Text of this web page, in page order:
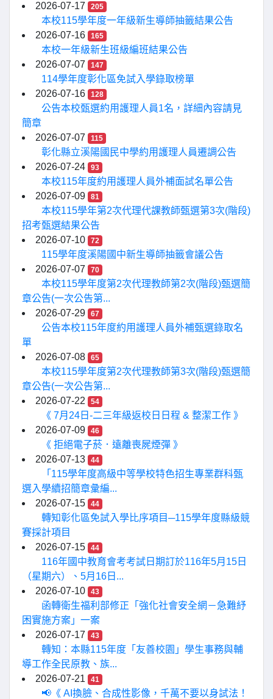
2026-07-17 205
本校115學年度一年級新生導師抽籤結果公告
2026-07-16
165
本校一年級新生班級編班結果公告
2026-07-07
147
114學年度彰化區免試入學錄取榜單
2026-07-16
128
公告本校甄選約用護理人員1名，詳細內容請見
簡章
2026-07-07
115
彰化縣立溪陽國民中學約用護理人員遷調公告
2026-07-24
93
本校115年度約用護理人員外補面試名單公告
2026-07-09
81
本校115學年第2次代理代課教師甄選第3次(階段)
招考甄選結果公告
2026-07-10
72
115學年度溪陽國中新生導師抽籤會議公告
2026-07-07
70
本校115學年度第2次代理教師第2次(階段)甄選簡
章公告(一次公告第...
2026-07-29
67
公告本校115年度約用護理人員外補甄選錄取名
單
2026-07-08
65
本校115學年度第2次代理教師第3次(階段)甄選簡
章公告(一次公告第...
2026-07-22
54
《 7月24日-二三年級返校日日程 & 整潔工作 》
2026-07-09
46
《 拒絕電子菸．遠離喪屍煙彈 》
2026-07-13
44
「115學年度高級中等學校特色招生專業群科甄
選入學續招簡章彙編...
2026-07-15
44
轉知彰化區免試入學比序項目─115學年度縣級競
賽採計項目
2026-07-15
44
116年國中教育會考考試日期訂於116年5月15日
（星期六）、5月16日...
2026-07-10
43
函轉衛生福利部修正「強化社會安全網－急難紓
困實施方案」一案
2026-07-17
43
轉知：本縣115年度「友善校園」學生事務與輔
導工作全民原教、族...
2026-07-21
41
📢《 AI換臉、合成性影像，千萬不要以身試法！